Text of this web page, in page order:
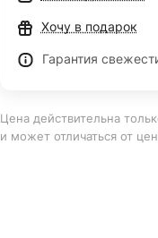
Хочу в подарок
Гарантия
Цена действительна
и может отличаться от